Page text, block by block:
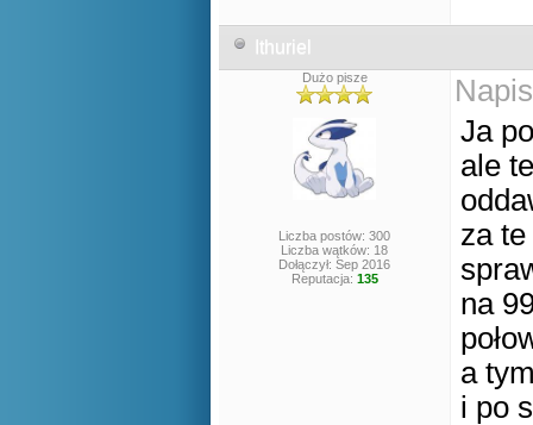
Ithuriel
Dużo pisze
Liczba postów: 300
Liczba wątków: 18
Dołączył: Sep 2016
Reputacja: 135
Ja
ale
za
na
a
i po